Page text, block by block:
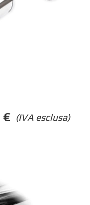
(IVA esclusa)
€